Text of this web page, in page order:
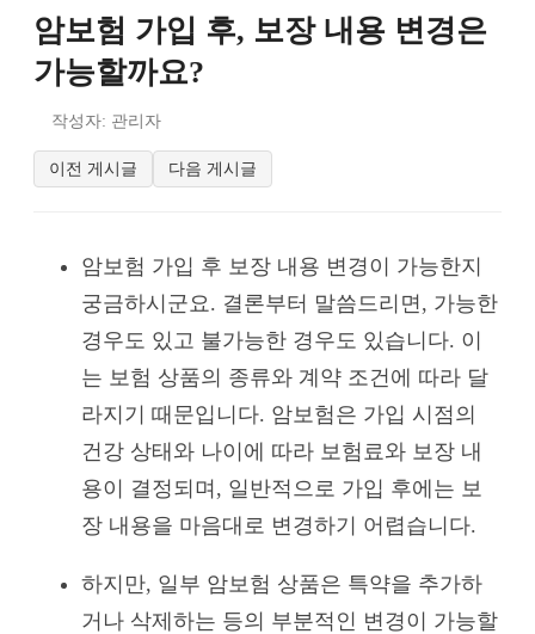
암보험 가입 후, 보장 내용 변경은
가능할까요?
작성자: 관리자
이전 게시글 다음 게시글
암보험 가입 후 보장 내용 변경이 가능한지
궁금하시군요. 결론부터 말씀드리면, 가능한
경우도 있고 불가능한 경우도 있습니다. 이
는 보험 상품의 종류와 계약 조건에 따라 달
라지기 때문입니다. 암보험은 가입 시점의
건강 상태와 나이에 따라 보험료와 보장 내
용이 결정되며, 일반적으로 가입 후에는 보
장 내용을 마음대로 변경하기 어렵습니다.
하지만, 일부 암보험 상품은 특약을 추가하
거나 삭제하는 등의 부분적인 변경이 가능할